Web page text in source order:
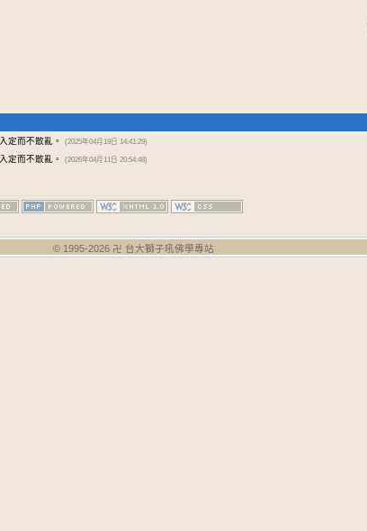
入定而不散亂。 (2025年04月19日 14:41:29)
入定而不散亂。 (2026年04月11日 20:54:48)
© 1995-2026 卍 台大獅子吼佛學專站